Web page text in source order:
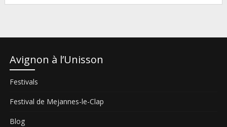
Avignon à l’Unisson
Festivals
Festival de Mejannes-le-Clap
Blog